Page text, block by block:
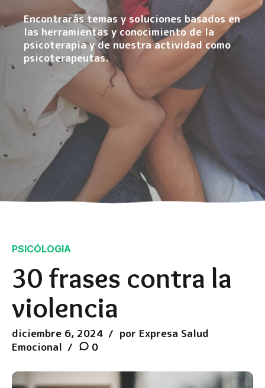
Encontrarás temas y soluciones basados en
las herramientas y conocimiento de la
psicoterapia y de nuestra actividad como
psicoterapeutas.
PSICÓLOGIA
30 frases contra la
violencia
diciembre 6, 2024
por Expresa Salud
Emocional
0